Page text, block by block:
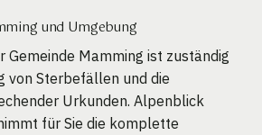
und Umgebung
Gemeinde Mamming ist zuständig
von Sterbefällen und die
Urkunden. Alpenblick
für Sie die komplette